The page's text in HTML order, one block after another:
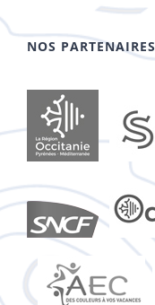
NOS PARTENAIRES